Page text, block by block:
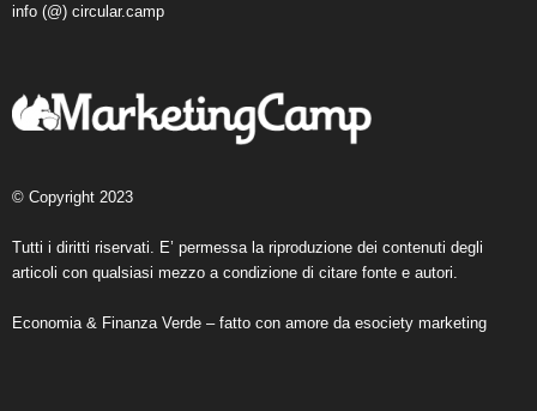
info (@) circular.camp
© Copyright 2023
Tutti i diritti riservati. E’ permessa la riproduzione dei contenuti degli
articoli con qualsiasi mezzo a condizione di citare fonte e autori.
Economia & Finanza Verde – fatto con amore da esociety marketing